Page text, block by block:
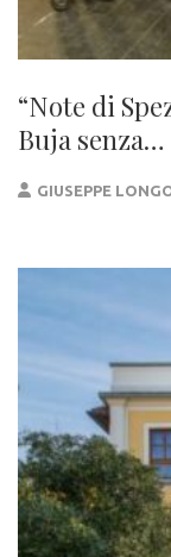
“Note di
Buja
GIUSEPPE